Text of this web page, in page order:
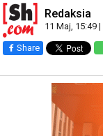
Redaksia
11 Maj, 15:49 |
Share